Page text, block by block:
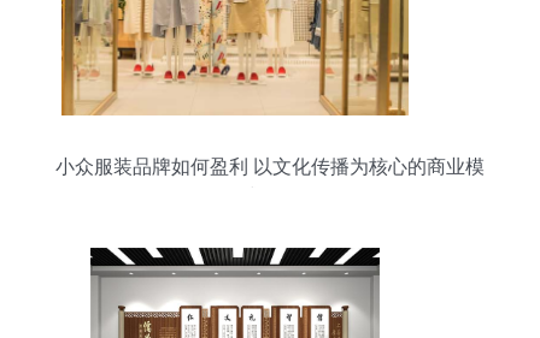
小众服装品牌如何盈利 以文化传播为核心的商业模